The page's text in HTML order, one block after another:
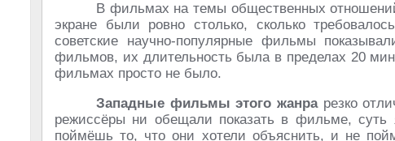
В фильмах на темы общественных
экране были ровно столько, сколько
советские научно-популярные фильмы
фильмов, их длительность была в пределах 20
фильмах просто не было.
Западные фильмы этого жанрарезко
режиссёры ни обещали показать в фильме, суть
поймёшь то, что они хотели объяснить, и не